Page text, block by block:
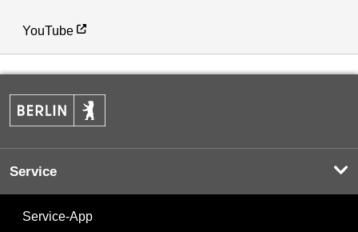
YouTube
Service
Service-App